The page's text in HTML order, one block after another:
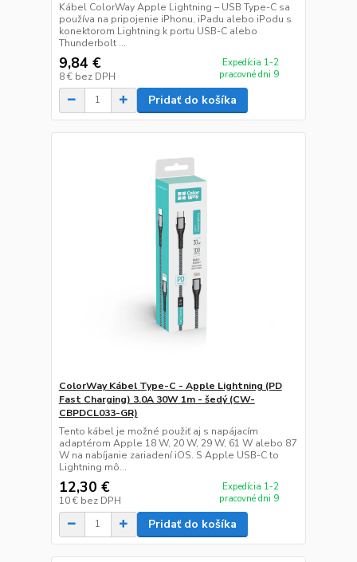
Kábel ColorWay Apple Lightning – USB Type-C sa
používa na pripojenie iPhonu, iPadu alebo iPodu s
konektorom Lightning k portu USB-C alebo
Thunderbolt ...
9,84 €
8 € bez DPH
Expedícia 1-2
pracovné dni 9
Pridať do košíka
ColorWay Kábel Type-C - Apple Lightning (PD
Fast Charging) 3.0A 30W 1m - šedý (CW-
CBPDCL033-GR)
Tento kábel je možné použiť aj s napájacím
adaptérom Apple 18 W, 20 W, 29 W, 61 W alebo 87
W na nabíjanie zariadení iOS. S Apple USB-C to
Lightning mô...
12,30 €
10 € bez DPH
Expedícia 1-2
pracovné dni 9
Pridať do košíka